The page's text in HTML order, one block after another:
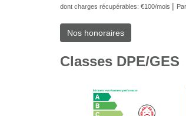
dont charges récupérables: €100/mois |
Nos honoraires
Classes DPE/GES